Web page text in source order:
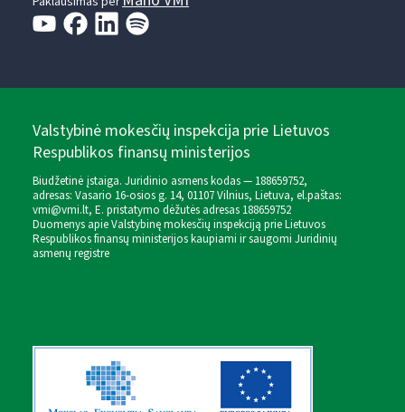
Valstybinė mokesčių inspekcija prie Lietuvos
Respublikos finansų ministerijos
Biudžetinė įstaiga. Juridinio asmens kodas — 188659752,
adresas: Vasario 16-osios g. 14, 01107 Vilnius, Lietuva, el.paštas:
vmi@vmi.lt, E. pristatymo dėžutės adresas 188659752
Duomenys apie Valstybinę mokesčių inspekciją prie Lietuvos
Respublikos finansų ministerijos kaupiami ir saugomi Juridinių
asmenų registre